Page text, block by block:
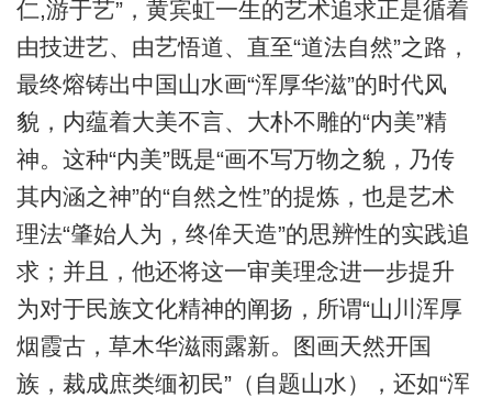
仁,游于艺”，黄宾虹一生的艺术追求正是循着
由技进艺、由艺悟道、直至“道法自然”之路，
最终熔铸出中国山水画“浑厚华滋”的时代风
貌，内蕴着大美不言、大朴不雕的“内美”精
神。这种“内美”既是“画不写万物之貌，乃传
其内涵之神”的“自然之性”的提炼，也是艺术
理法“肇始人为，终侔天造”的思辨性的实践追
求；并且，他还将这一审美理念进一步提升
为对于民族文化精神的阐扬，所谓“山川浑厚
烟霞古，草木华滋雨露新。图画天然开国
族，裁成庶类缅初民”（自题山水），还如“浑